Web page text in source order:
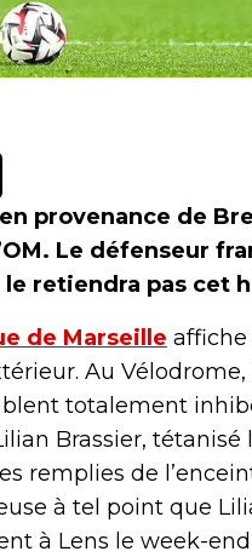
provenance de
Le défenseur
retiendra pas cet
de Marseille affiche
Au Vélodrome,
totalement
Brassier, tétanisé
remplies de
à tel point que
à Lens le week-